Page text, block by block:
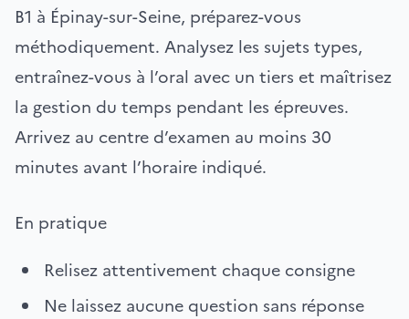
B1 à Épinay-sur-Seine, préparez-vous
méthodiquement. Analysez les sujets types,
entraînez-vous à l’oral avec un tiers et maîtrisez
la gestion du temps pendant les épreuves.
Arrivez au centre d’examen au moins 30
minutes avant l’horaire indiqué.
En pratique
Relisez attentivement chaque consigne
Ne laissez aucune question sans réponse